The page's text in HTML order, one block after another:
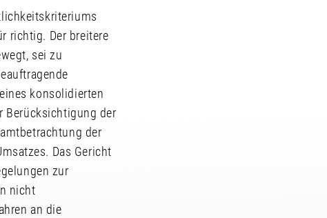
richtig. Der breitere
sei zu
konsolidierten
Berücksichtigung der
der
Das Gericht
zur
nicht
an die